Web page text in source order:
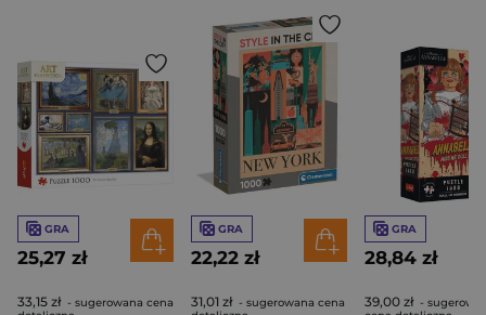
GRA
25,27 zł
33,15 zł - sugerowana cena
GRA
22,22 zł
31,01 zł - sugerowana cena
GRA
28,84 zł
39,00 zł -